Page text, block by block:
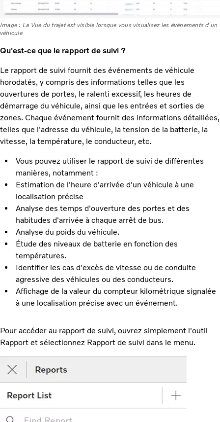
Image : La Vue du trajet est visible lorsque vous visualisez les événements d'un
véhicule
Qu'est-ce que le rapport de suivi ?
Le rapport de suivi fournit des événements de véhicule
horodatés, y compris des informations telles que les
ouvertures de portes, le ralenti excessif, les heures de
démarrage du véhicule, ainsi que les entrées et sorties de
zones. Chaque événement fournit des informations détaillées,
telles que l'adresse du véhicule, la tension de la batterie, la
vitesse, la température, le conducteur, etc.
Vous pouvez utiliser le rapport de suivi de différentes
manières, notamment :
Estimation de l'heure d'arrivée d'un véhicule à une
localisation précise
Analyse des temps d'ouverture des portes et des
habitudes d'arrivée à chaque arrêt de bus.
Analyse du poids du véhicule.
Étude des niveaux de batterie en fonction des
températures.
Identifier les cas d'excès de vitesse ou de conduite
agressive des véhicules ou des conducteurs.
Affichage de la valeur du compteur kilométrique signalée
à une localisation précise avec un événement.
Pour accéder au rapport de suivi, ouvrez simplement l'outil
Rapport et sélectionnez Rapport de suivi dans le menu.